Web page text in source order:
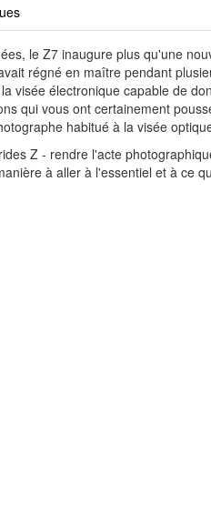
le Z7 inaugure plus qu'une
régné en maître pendant
visée électronique capable de
qui vous ont certainement
habitué à la visée
Z - rendre l'acte
à aller à l'essentiel et à ce